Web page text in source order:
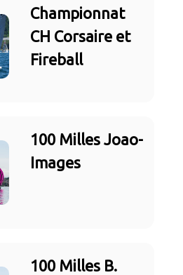
Championnat
CH Corsaire et
Fireball
100 Milles Joao-
Images
100 Milles B.